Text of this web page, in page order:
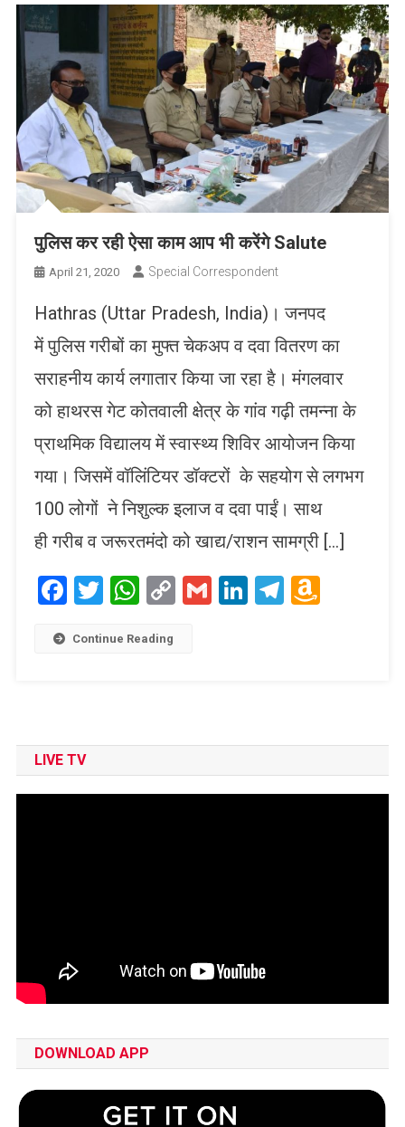
पुलिस कर रही ऐसा काम आप भी करेंगे Salute
April 21, 2020 Special Correspondent
Hathras (Uttar Pradesh, India)। जनपद
में पुलिस गरीबों का मुफ्त चेकअप व दवा वितरण का
सराहनीय कार्य लगातार किया जा रहा है। मंगलवार
को हाथरस गेट कोतवाली क्षेत्र के गांव गढ़ी तमन्ना के
प्राथमिक विद्यालय में स्वास्थ्य शिविर आयोजन किया
गया। जिसमें वॉलिंटियर डॉक्टरों के सहयोग से लगभग
100 लोगों ने निशुल्क इलाज व दवा पाईं। साथ
ही गरीब व जरूरतमंदो को खाद्य/राशन सामग्री […]
Facebook
Twitter
WhatsApp
CopyGmailLinkedIn
Telegram
Continue Reading
LIVE TV
DOWNLOAD APP